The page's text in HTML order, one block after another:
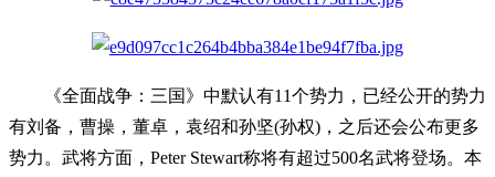
《全面战争：三国》中默认有11个势力，已经公开的势力
有刘备，曹操，董卓，袁绍和孙坚(孙权)，之后还会公布更多
势力。武将方面，Peter Stewart称将有超过500名武将登场。本